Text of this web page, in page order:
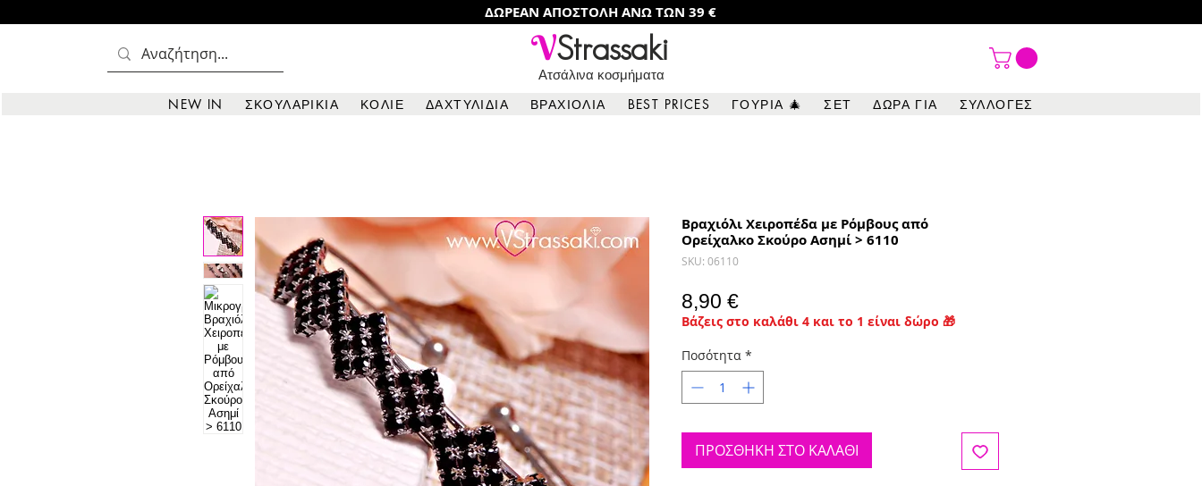
ΔΩΡΕΑΝ ΑΠΟΣΤΟΛΗ ΑΝΩ ΤΩΝ 39 €
VStrassaki
Ατσάλινα κοσμήματα
NEW IN ΣΚΟΥΛΑΡΙΚΙΑ ΚΟΛΙΕ ΔΑΧΤΥΛΙΔΙΑ ΒΡΑΧΙΟΛΙΑ BEST PRICES ΓΟΥΡΙΑ 🎄 ΣΕΤ ΔΩΡΑ ΓΙΑ ΣΥΛΛΟΓΕΣ
Βραχιόλι Χειροπέδα με Ρόμβους από
Ορείχαλκο Σκούρο Ασημί > 6110
SKU: 06110
8,90 €Τιμή
Βάζεις στο καλάθι 4 και το 1 είναι δώρο 🎁
Ποσότητα *
ΠΡΟΣΘΗΚΗ ΣΤΟ ΚΑΛΑΘΙ